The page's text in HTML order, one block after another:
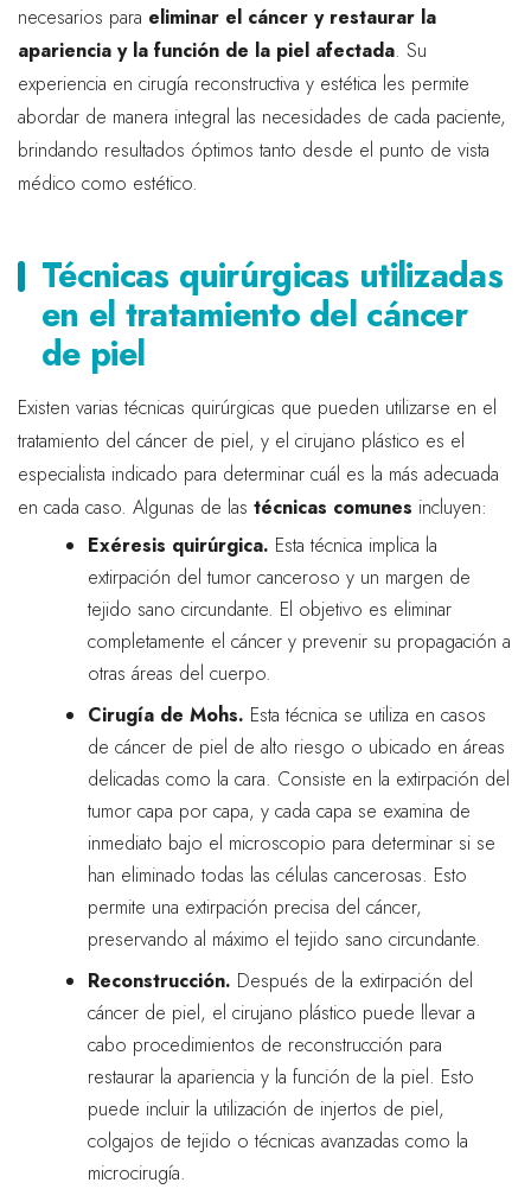
necesarios para eliminar el cáncer y restaurar la
apariencia y la función de la piel afectada. Su
experiencia en cirugía reconstructiva y estética les permite
abordar de manera integral las necesidades de cada paciente,
brindando resultados óptimos tanto desde el punto de vista
médico como estético.
Técnicas quirúrgicas utilizadas
en el tratamiento del cáncer
de piel
Existen varias técnicas quirúrgicas que pueden utilizarse en el
tratamiento del cáncer de piel, y el cirujano plástico es el
especialista indicado para determinar cuál es la más adecuada
en cada caso. Algunas de las técnicas comunes incluyen:
Exéresis quirúrgica. Esta técnica implica la
extirpación del tumor canceroso y un margen de
tejido sano circundante. El objetivo es eliminar
completamente el cáncer y prevenir su propagación a
otras áreas del cuerpo.
Cirugía de Mohs. Esta técnica se utiliza en casos
de cáncer de piel de alto riesgo o ubicado en áreas
delicadas como la cara. Consiste en la extirpación del
tumor capa por capa, y cada capa se examina de
inmediato bajo el microscopio para determinar si se
han eliminado todas las células cancerosas. Esto
permite una extirpación precisa del cáncer,
preservando al máximo el tejido sano circundante.
Reconstrucción. Después de la extirpación del
cáncer de piel, el cirujano plástico puede llevar a
cabo procedimientos de reconstrucción para
restaurar la apariencia y la función de la piel. Esto
puede incluir la utilización de injertos de piel,
colgajos de tejido o técnicas avanzadas como la
microcirugía.